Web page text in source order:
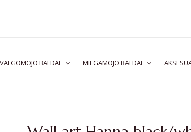
VALGOMOJO BALDAI MIEGAMOJO BALDAI